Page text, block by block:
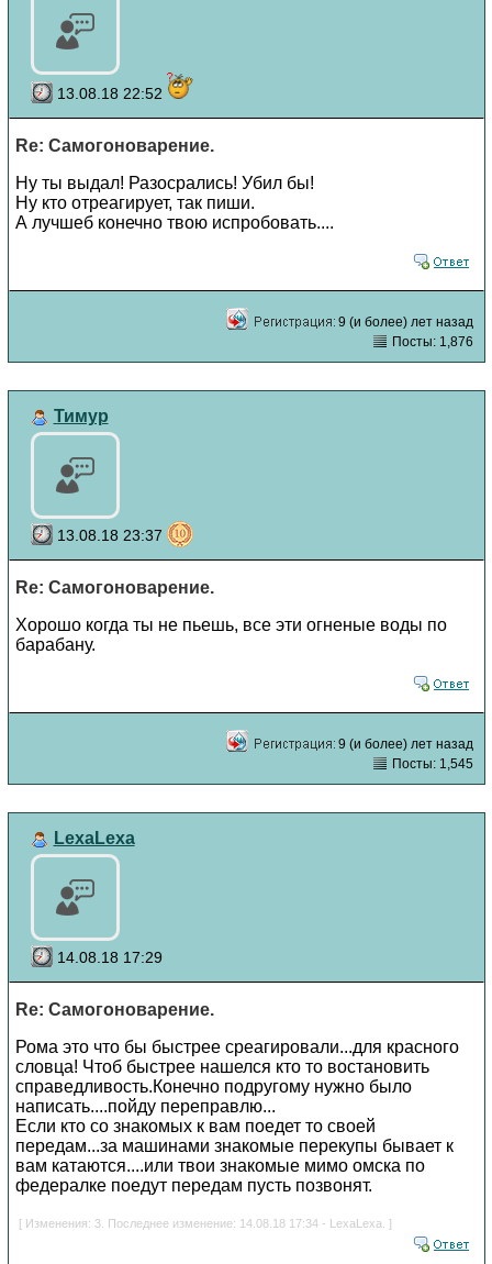
13.08.18 22:52
Re: Самогоноварение.
Ну ты выдал! Разосрались! Убил бы!
Ну кто отреагирует, так пиши.
А лучшеб конечно твою испробовать....
9 (и более) лет назад
Посты: 1,876
Тимур
13.08.18 23:37
Re: Самогоноварение.
Хорошо когда ты не пьешь, все эти огненые воды по
барабану.
9 (и более) лет назад
Посты: 1,545
LexaLexa
14.08.18 17:29
Re: Самогоноварение.
Рома это что бы быстрее среагировали...для красного
словца! Чтоб быстрее нашелся кто то востановить
справедливость.Конечно подругому нужно было
написать....пойду переправлю...
Если кто со знакомых к вам поедет то своей
передам...за машинами знакомые перекупы бывает к
вам катаются....или твои знакомые мимо омска по
федералке поедут передам пусть позвонят.
[ Изменения: 3. Последнее изменение: 14.08.18 17:34 - LexaLexa. ]